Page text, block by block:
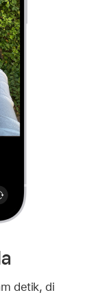
detik, di